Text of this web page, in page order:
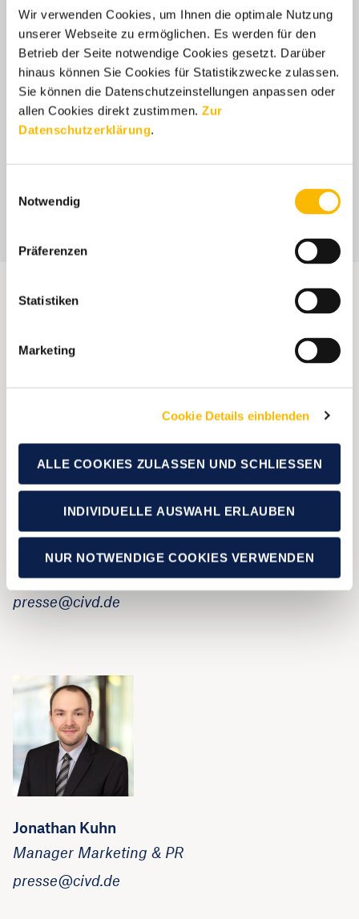
Wir verwenden Cookies, um Ihnen die optimale Nutzung
unserer Webseite zu ermöglichen. Es werden für den
Betrieb der Seite notwendige Cookies gesetzt. Darüber
hinaus können Sie Cookies für Statistikzwecke zulassen.
Sie können die Datenschutzeinstellungen anpassen oder
allen Cookies direkt zustimmen. Zur
Datenschutzerklärung.
Notwendig
Präferenzen
Statistiken
Marketing
Cookie Details einblenden
ALLE COOKIES ZULASSEN UND SCHLIESSEN
INDIVIDUELLE AUSWAHL ERLAUBEN
NUR NOTWENDIGE COOKIES VERWENDEN
Neuzulassungen:
Deutsche Caravaning-
Industrie zieht positive
Jahresbilanz
Marketing & Public
Relations
Marc Dreckmeier
Leiter Marketing & PR
presse@civd.de
Jonathan Kuhn
Manager Marketing & PR
presse@civd.de